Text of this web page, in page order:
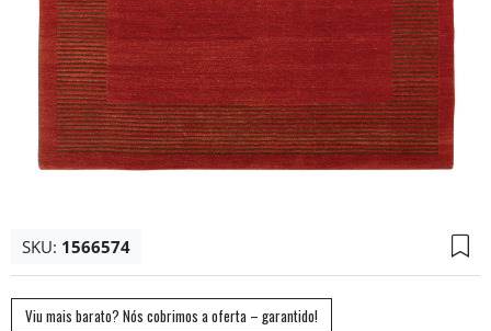
SKU: 1566574
Viu mais barato? Nós cobrimos a oferta – garantido!